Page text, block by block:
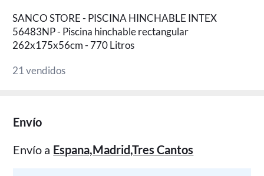
SANCO STORE - PISCINA HINCHABLE INTEX
56483NP - Piscina hinchable rectangular
262x175x56cm - 770 Litros
21 vendidos
Envío
Envío a Espana,Madrid,Tres Cantos